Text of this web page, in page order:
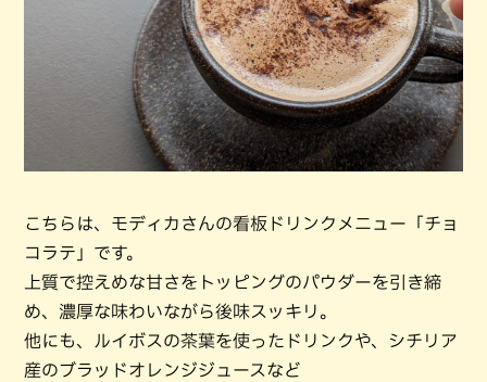
こちらは、モディカさんの看板ドリンクメニュー「チョ
コラテ」です。
上質で控えめな甘さをトッピングのパウダーを引き締
め、濃厚な味わいながら後味スッキリ。
他にも、ルイボスの茶葉を使ったドリンクや、シチリア
産のブラッドオレンジジュースなど